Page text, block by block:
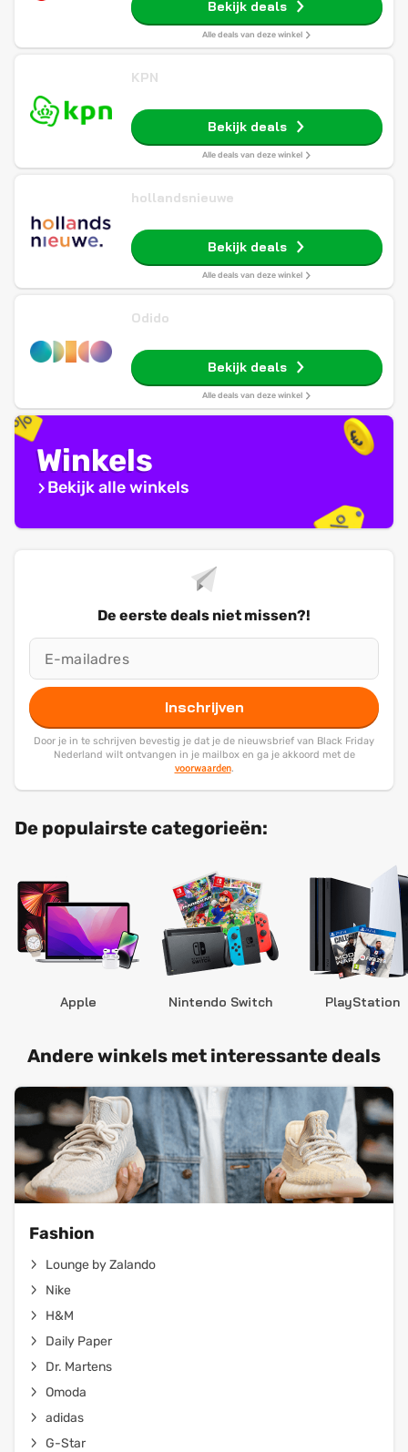
Bekijk deals
Alle deals van deze winkel
KPN
Bekijk deals
Alle deals van deze winkel
hollandsnieuwe
Bekijk deals
Alle deals van deze winkel
Odido
Bekijk deals
Alle deals van deze winkel
Winkels
Bekijk alle winkels
De eerste deals niet missen?!
Inschrijven
Door je in te schrijven bevestig je dat je de nieuwsbrief van Black Friday
Nederland wilt ontvangen in je mailbox en ga je akkoord met de
voorwaarden.
De populairste categorieën:
Apple Nintendo Switch PlayStation
Andere winkels met interessante deals
Fashion
Lounge by Zalando
Nike
H&M
Daily Paper
Dr. Martens
Omoda
adidas
G-Star